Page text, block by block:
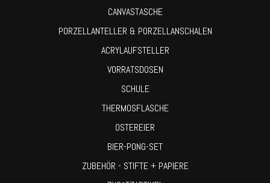
CANVASTASCHE
PORZELLANTELLER & PORZELLANSCHALEN
ACRYLAUFSTELLER
VORRATSDOSEN
SCHULE
THERMOSFLASCHE
OSTEREIER
BIER-PONG-SET
ZUBEHÖR - STIFTE + PAPIERE